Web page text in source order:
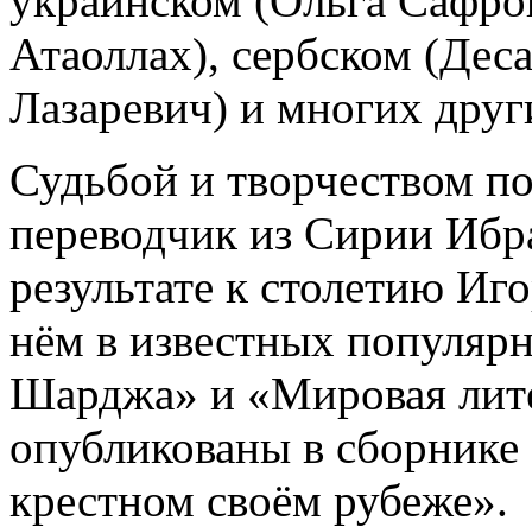
Атаоллах), сербском
Лазаревич) и многих
Судьбой и творчеством
переводчик из Сирии
результате к столетию
нём в известных
Шарджа» и «Мировая
опубликованы в
крестном своём рубеже».